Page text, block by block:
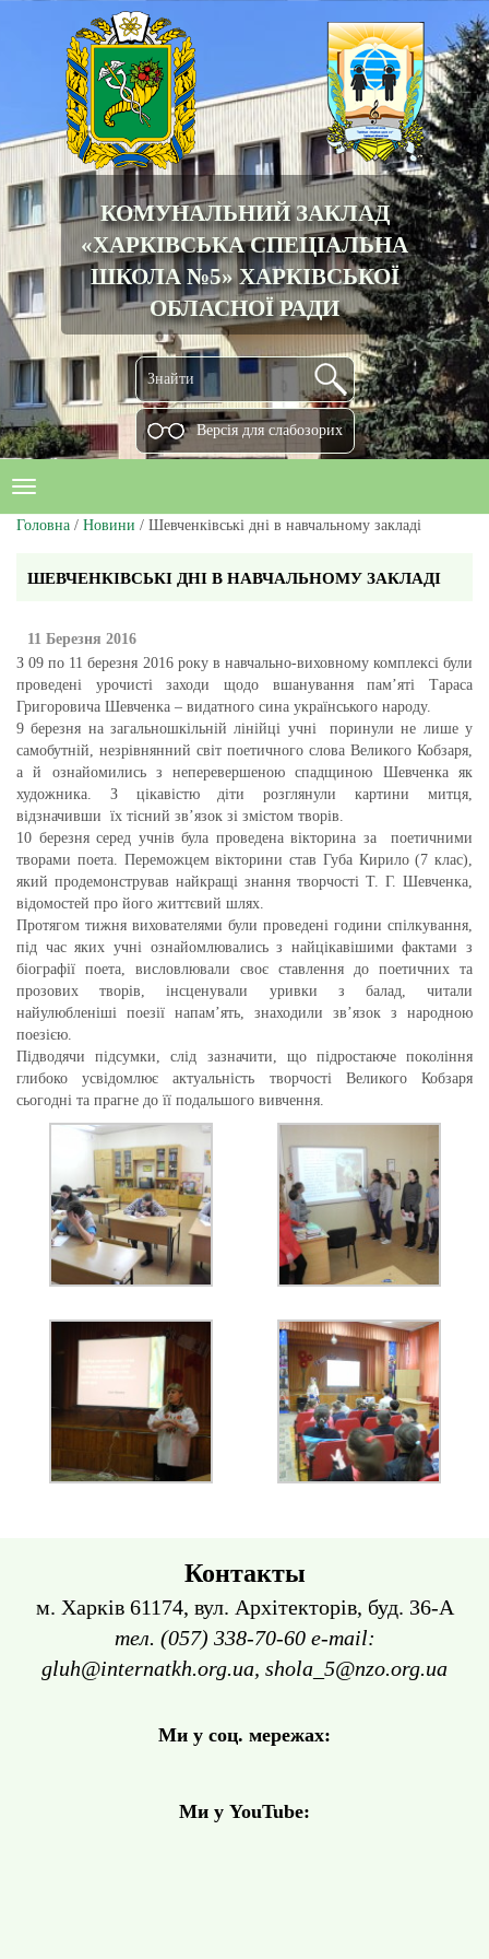
КОМУНАЛЬНИЙ ЗАКЛАД
«ХАРКІВСЬКА СПЕЦІАЛЬНА
ШКОЛА №5» ХАРКІВСЬКОЇ
ОБЛАСНОЇ РАДИ
Версiя для слабозорих
Головна / Новини / Шевченківські дні в навчальному закладі
ШЕВЧЕНКІВСЬКІ ДНІ В НАВЧАЛЬНОМУ ЗАКЛАДІ
11 Березня 2016
З 09 по 11 березня 2016 року в навчально-виховному комплексі були
проведені урочисті заходи щодо вшанування пам’яті Тараса
Григоровича Шевченка – видатного сина українського народу.
9 березня на загальношкільній лінійці учні поринули не лише у
самобутній, незрівнянний світ поетичного слова Великого Кобзаря,
а й ознайомились з неперевершеною спадщиною Шевченка як
художника. З цікавістю діти розглянули картини митця,
відзначивши їх тісний зв’язок зі змістом творів.
10 березня серед учнів була проведена вікторина за поетичними
творами поета. Переможцем вікторини став Губа Кирило (7 клас),
який продемонстрував найкращі знання творчості Т. Г. Шевченка,
відомостей про його життєвий шлях.
Протягом тижня вихователями були проведені години спілкування,
під час яких учні ознайомлювались з найцікавішими фактами з
біографії поета, висловлювали своє ставлення до поетичних та
прозових творів, інсценували уривки з балад, читали
найулюбленіші поезії напам’ять, знаходили зв’язок з народною
поезією.
Підводячи підсумки, слід зазначити, що підростаюче покоління
глибоко усвідомлює актуальність творчості Великого Кобзаря
сьогодні та прагне до її подальшого вивчення.
Контакты
м. Харків 61174, вул. Архітекторів, буд. 36-А
тел. (057) 338-70-60 e-mail:
gluh@internatkh.org.ua, shola_5@nzo.org.ua
Ми у соц. мережах:
Ми у YouTube: